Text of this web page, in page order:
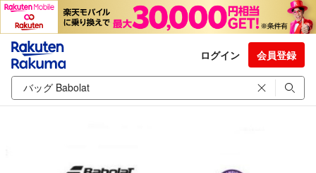
ログイン 会員登録